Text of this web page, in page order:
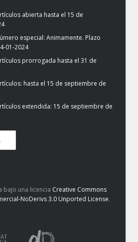
abierta hasta el 15 de
especial: Animamente. Plazo
01-2024
prorrogada hasta el 31 de
hasta el 15 de septiembre de
extendida: 15 de septiembre de
bajo una licencia Creative Commons
NoDerivs 3.0 Unported License.